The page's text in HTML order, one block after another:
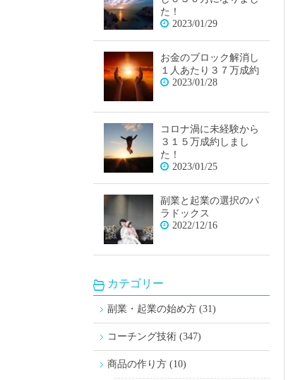
た！
2023/01/29
お金のブロック解消し
１人あたり３７万成約
2023/01/28
コロナ渦に未経験から
３１５万成約しまし
た！
2023/01/25
副業と起業の選択のパ
ラドックス
2022/12/16
カテゴリー
副業・起業の始め方 (31)
コーチング技術 (347)
商品の作り方 (10)